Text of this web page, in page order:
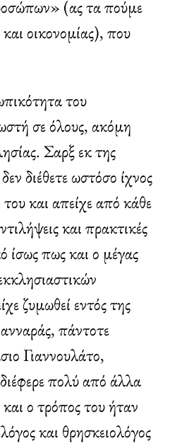
(ας τα πούμε
οικονομίας), που
του
σε όλους, ακόμη
Σαρξ εκ της
διέθετε ωστόσο ίχνος
και απείχε από κάθε
και πρακτικές
ίσως πως και ο μέγας
ζυμωθεί εντός της
πάντοτε
Γιαννουλάτο,
πολύ από άλλα
ο τρόπος του ήταν
και θρησκειολόγος